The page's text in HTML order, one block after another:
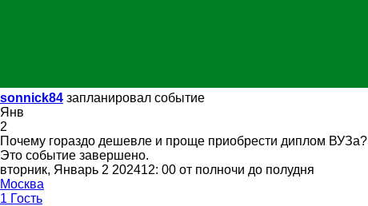
sonnick84 запланировал событие
Янв
2
Почему гораздо дешевле и проще приобрести диплом ВУЗа?
Это событие завершено.
вторник, Январь 2 202412: 00 от полночи до полудня
Москва
1 Гость